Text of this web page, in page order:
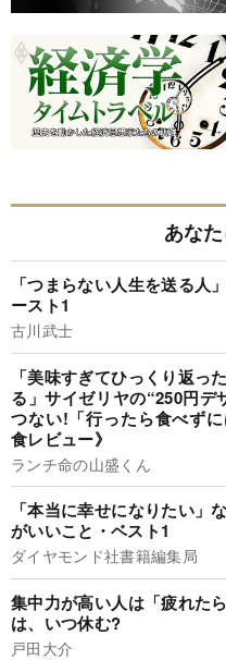
あな
「つまらない人生を送る人
ースト1
古川武士
「美味すぎてひっくり返っ
る」サイゼリヤの“250円デ
つない!「行ったら食べず
食レビュー》
ランチ命の山盛くん
「本当に幸せになりたい」
がいいこと・ベスト1
ダイヤモンド社書籍編集局
集中力が高い人は「疲れた
は、いつ休む?
戸田大介